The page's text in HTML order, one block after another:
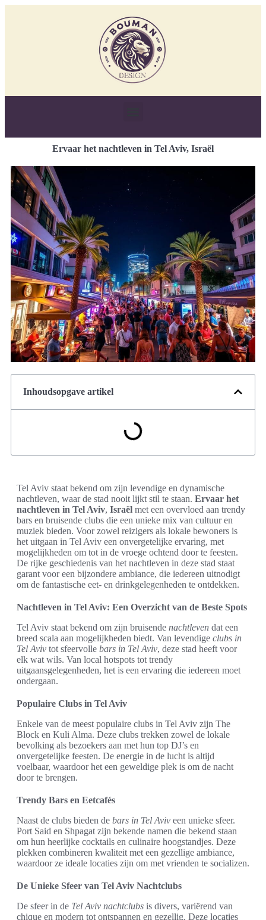
Ervaar het nachtleven in Tel Aviv, Israël
Inhoudsopgave artikel
Tel Aviv staat bekend om zijn levendige en dynamische
nachtleven, waar de stad nooit lijkt stil te staan. Ervaar het
nachtleven in Tel Aviv, Israël met een overvloed aan trendy
bars en bruisende clubs die een unieke mix van cultuur en
muziek bieden. Voor zowel reizigers als lokale bewoners is
het uitgaan in Tel Aviv een onvergetelijke ervaring, met
mogelijkheden om tot in de vroege ochtend door te feesten.
De rijke geschiedenis van het nachtleven in deze stad staat
garant voor een bijzondere ambiance, die iedereen uitnodigt
om de fantastische eet- en drinkgelegenheden te ontdekken.
Nachtleven in Tel Aviv: Een Overzicht van de Beste Spots
Tel Aviv staat bekend om zijn bruisende nachtleven dat een
breed scala aan mogelijkheden biedt. Van levendige clubs in
Tel Aviv tot sfeervolle bars in Tel Aviv, deze stad heeft voor
elk wat wils. Van local hotspots tot trendy
uitgaansgelegenheden, het is een ervaring die iedereen moet
ondergaan.
Populaire Clubs in Tel Aviv
Enkele van de meest populaire clubs in Tel Aviv zijn The
Block en Kuli Alma. Deze clubs trekken zowel de lokale
bevolking als bezoekers aan met hun top DJ’s en
onvergetelijke feesten. De energie in de lucht is altijd
voelbaar, waardoor het een geweldige plek is om de nacht
door te brengen.
Trendy Bars en Eetcafés
Naast de clubs bieden de bars in Tel Aviv een unieke sfeer.
Port Said en Shpagat zijn bekende namen die bekend staan
om hun heerlijke cocktails en culinaire hoogstandjes. Deze
plekken combineren kwaliteit met een gezellige ambiance,
waardoor ze ideale locaties zijn om met vrienden te socializen.
De Unieke Sfeer van Tel Aviv Nachtclubs
De sfeer in de Tel Aviv nachtclubs is divers, variërend van
chique en modern tot ontspannen en gezellig. Deze locaties